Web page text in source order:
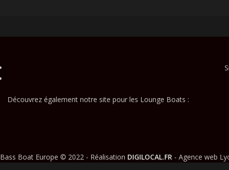
Découvrez également notre site pour les Lounge Boats :
Bass Boat Europe © 2022 - Réalisation DIGILOCAL.FR - Agence web